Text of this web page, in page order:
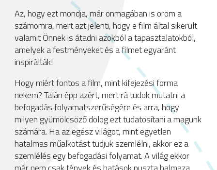
Az, hogy ezt mondja, már önmagában is öröm a
számomra, mert azt jelenti, hogy e film által sikerült
valamit Önnek is átadni azokból a tapasztalatokból,
amelyek a festményeket és a filmet egyaránt
inspirálták!
Hogy miért fontos a film, mint kifejezési forma
nekem? Talán épp azért, mert rá tudok mutatni a
befogadás folyamatszerűségére és arra, hogy
milyen gyümölcsöző dolog ezt tudatosítani a magunk
számára. Ha az egész világot, mint egyetlen
hatalmas műalkotást tudjuk szemlélni, akkor ez a
szemlélés egy befogadási folyamat. A világ ekkor